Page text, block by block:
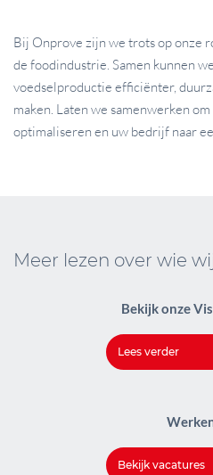
Bij Onprove zijn we trots op onze
de foodindustrie. Samen kunnen
voedselproductie efficiënter,
maken. Laten we samenwerken
optimaliseren en uw bedrijf naar
Meer lezen over wie
Bekijk onze
Lees verder
Bekijk vacatures